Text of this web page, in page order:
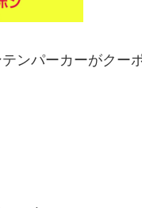
ンパーカーがクー